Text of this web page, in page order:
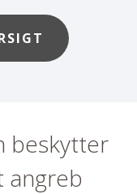
beskytter
angreb